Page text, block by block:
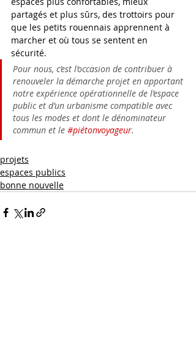
partagés et plus sûrs, des trottoirs pour
que les petits rouennais apprennent à
marcher et où tous se sentent en
sécurité.
Pour nous, c’est l’occasion de contribuer à
renouveler la démarche projet en apportant
notre expérience opérationnelle de l’espace
public et d’un urbanisme compatible avec
tous les modes et dont le dénominateur
commun et le #piétonvoyageur.
projets
espaces publics
bonne nouvelle